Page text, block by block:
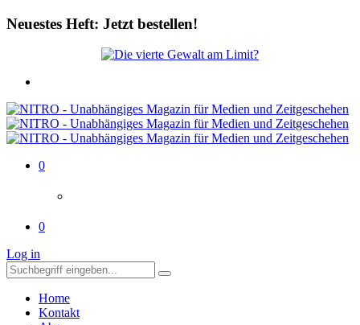
Neuestes Heft: Jetzt bestellen!
0
0
Log in
Home
Kontakt